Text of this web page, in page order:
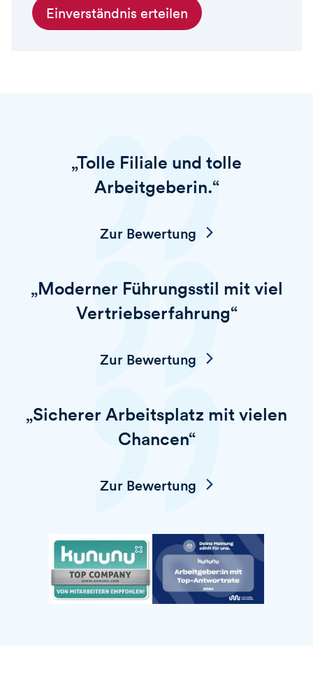
Einverständnis erteilen
„Tolle Filiale und tolle
Arbeitgeberin.“
Zur Bewertung
„Moderner Führungsstil mit viel
Vertriebserfahrung“
Zur Bewertung
„Sicherer Arbeitsplatz mit vielen
Chancen“
Zur Bewertung